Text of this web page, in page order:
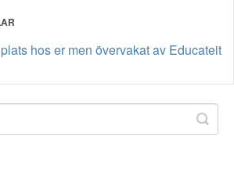
hos er men övervakat av Educateit